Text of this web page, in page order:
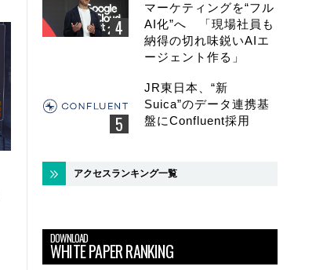
マーケティングを“フル
AI化”へ 「現場社員も
納得の切れ味鋭いAIエ
ージェント作る」
JR東日本、“新
Suica”のデータ連携基
盤にConfluent採用
アクセスランキング一覧
DOWNLOAD
WHITE PAPER RANKING